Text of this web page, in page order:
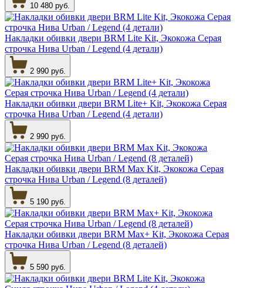
10 480 руб.
Накладки обивки двери BRM Lite Kit, Экокожа Серая
строчка Нива Urban / Legend (4 детали)
2 990 руб.
Накладки обивки двери BRM Lite+ Kit, Экокожа Серая
строчка Нива Urban / Legend (4 детали)
2 990 руб.
Накладки обивки двери BRM Max Kit, Экокожа Серая
строчка Нива Urban / Legend (8 деталей)
5 190 руб.
Накладки обивки двери BRM Max+ Kit, Экокожа Серая
строчка Нива Urban / Legend (8 деталей)
5 590 руб.